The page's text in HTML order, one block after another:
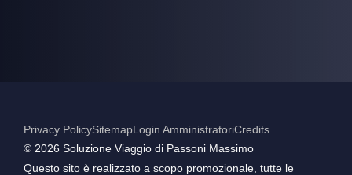
Privacy PolicySitemapLogin AmministratoriCredits
©️ 2026 Soluzione Viaggio di Passoni Massimo
Questo sito è realizzato a scopo promozionale, tutte le